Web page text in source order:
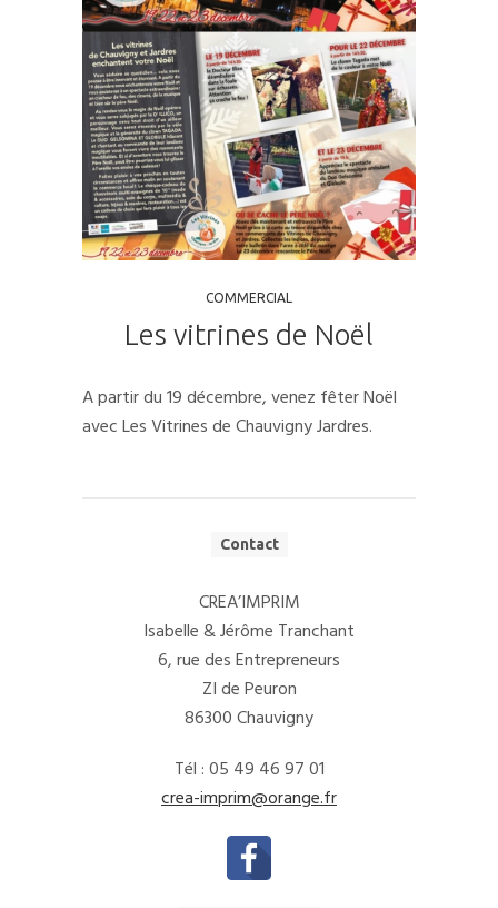
COMMERCIAL
Les vitrines de Noël
A partir du 19 décembre, venez fêter Noël
avec Les Vitrines de Chauvigny Jardres.
Contact
CREA’IMPRIM
Isabelle & Jérôme Tranchant
6, rue des Entrepreneurs
ZI de Peuron
86300 Chauvigny
Tél : 05 49 46 97 01
crea-imprim@orange.fr